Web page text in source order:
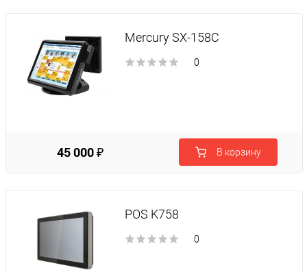
Mercury SX-158C
0
45 000 ₽ В корзину
POS K758
0